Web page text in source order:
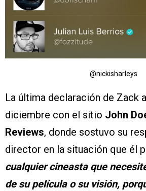
@nickisharleys
La última declaración de Zack
diciembre con el sitio John
Reviews, donde sostuvo su
director en la situación que él
cualquier cineasta que
de su película o su visión,